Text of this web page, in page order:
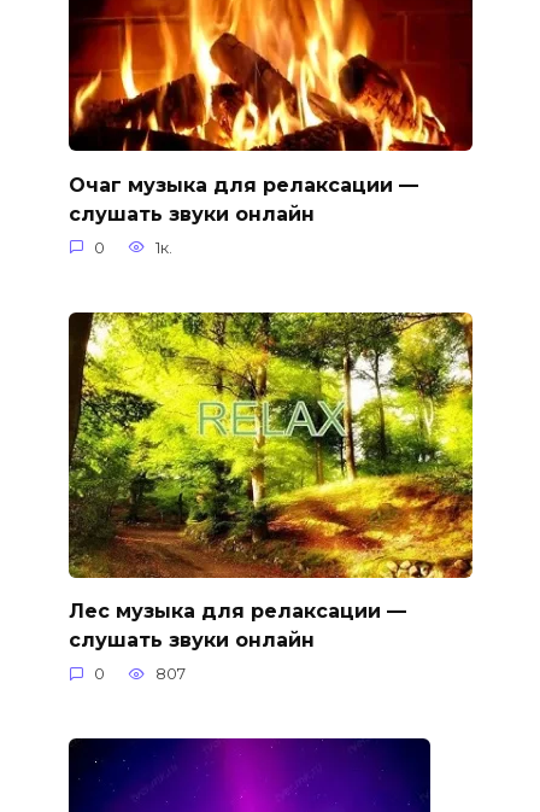
Очаг музыка для релаксации —
слушать звуки онлайн
0 1к.
Лес музыка для релаксации —
слушать звуки онлайн
0 807